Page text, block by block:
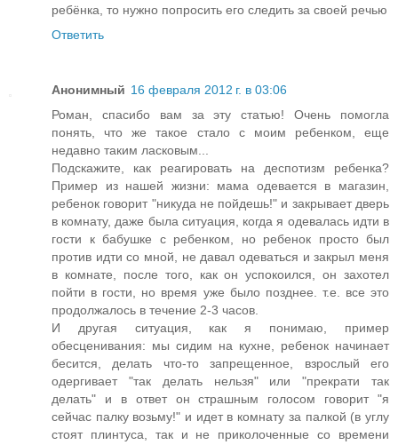
ребёнка, то нужно попросить его следить за своей речью
Ответить
Анонимный 16 февраля 2012 г. в 03:06
Роман, спасибо вам за эту статью! Очень помогла
понять, что же такое стало с моим ребенком, еще
недавно таким ласковым...
Подскажите, как реагировать на деспотизм ребенка?
Пример из нашей жизни: мама одевается в магазин,
ребенок говорит "никуда не пойдешь!" и закрывает дверь
в комнату, даже была ситуация, когда я одевалась идти в
гости к бабушке с ребенком, но ребенок просто был
против идти со мной, не давал одеваться и закрыл меня
в комнате, после того, как он успокоился, он захотел
пойти в гости, но время уже было позднее. т.е. все это
продолжалось в течение 2-3 часов.
И другая ситуация, как я понимаю, пример
обесценивания: мы сидим на кухне, ребенок начинает
бесится, делать что-то запрещенное, взрослый его
одергивает "так делать нельзя" или "прекрати так
делать" и в ответ он страшным голосом говорит "я
сейчас палку возьму!" и идет в комнату за палкой (в углу
стоят плинтуса, так и не приколоченные со времени